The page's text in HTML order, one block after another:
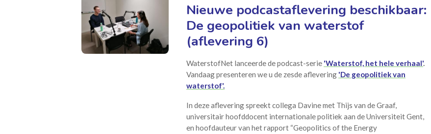
Nieuwe podcastaflevering beschikbaar:
De geopolitiek van waterstof
(aflevering 6)
WaterstofNet lanceerde de podcast-serie 'Waterstof, het hele verhaal'.
Vandaag presenteren we u de zesde aflevering 'De geopolitiek van
waterstof'.
In deze aflevering spreekt collega Davine met Thijs van de Graaf,
universitair hoofddocent internationale politiek aan de Universiteit Gent,
en hoofdauteur van het rapport “Geopolitics of the Energy